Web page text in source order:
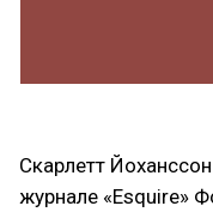
Скарлетт
журнале «Esquire»